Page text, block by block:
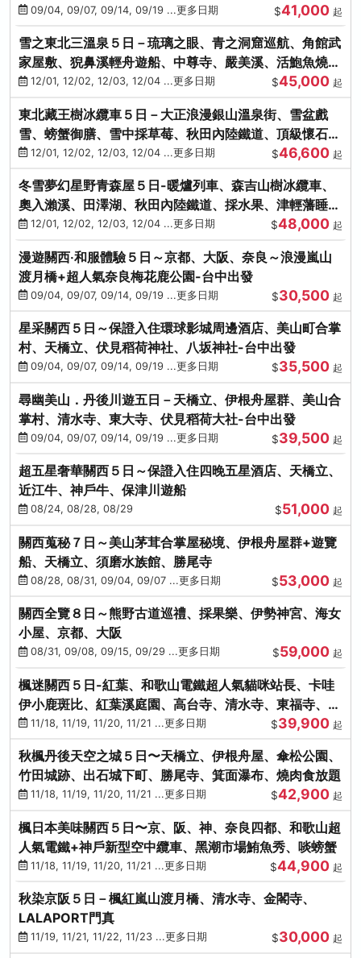
龍蝦-台中出發
09/04, 09/07, 09/14, 09/19 ...更多日期 $41,000 起
雪之東北三溫泉５日－琉璃之眼、青之洞窟巡航、角館武
家屋敷、猊鼻溪輕舟遊船、中尊寺、嚴美溪、活鮑魚燒、
烤牡蠣、握壽司體驗
12/01, 12/02, 12/03, 12/04 ...更多日期 $45,000 起
東北藏王樹冰纜車５日－大正浪漫銀山溫泉街、雪盆戲
雪、螃蟹御膳、雪中採草莓、秋田內陸鐵道、頂級懷石料
理、松島遊船
12/01, 12/02, 12/03, 12/04 ...更多日期 $46,600 起
冬雪夢幻星野青森屋５日-暖爐列車、森吉山樹冰纜車、
奧入瀨溪、田澤湖、秋田內陸鐵道、採水果、津輕藩睡魔
村(不進免稅店)
12/01, 12/02, 12/03, 12/04 ...更多日期 $48,000 起
漫遊關西‧和服體驗５日～京都、大阪、奈良～浪漫嵐山
渡月橋+超人氣奈良梅花鹿公園-台中出發
09/04, 09/07, 09/14, 09/19 ...更多日期 $30,500 起
星采關西５日～保證入住環球影城周邊酒店、美山町合掌
村、天橋立、伏見稻荷神社、八坂神社-台中出發
09/04, 09/07, 09/14, 09/19 ...更多日期 $35,500 起
尋幽美山．丹後川遊五日－天橋立、伊根舟屋群、美山合
掌村、清水寺、東大寺、伏見稻荷大社-台中出發
09/04, 09/07, 09/14, 09/19 ...更多日期 $39,500 起
超五星奢華關西５日～保證入住四晚五星酒店、天橋立、
近江牛、神戶牛、保津川遊船
08/24, 08/28, 08/29 $51,000 起
關西蒐秘７日～美山茅茸合掌屋秘境、伊根舟屋群+遊覽
船、天橋立、須磨水族館、勝尾寺
08/28, 08/31, 09/04, 09/07 ...更多日期 $53,000 起
關西全覽８日～熊野古道巡禮、採果樂、伊勢神宮、海女
小屋、京都、大阪
08/31, 09/08, 09/15, 09/29 ...更多日期 $59,000 起
楓迷關西５日-紅葉、和歌山電鐵超人氣貓咪站長、卡哇
伊小鹿斑比、紅葉溪庭園、高台寺、清水寺、東福寺、伊
勢龍蝦+和牛
11/18, 11/19, 11/20, 11/21 ...更多日期 $39,900 起
秋楓丹後天空之城５日〜天橋立、伊根舟屋、傘松公園、
竹田城跡、出石城下町、勝尾寺、箕面瀑布、燒肉食放題
11/18, 11/19, 11/20, 11/21 ...更多日期 $42,900 起
楓日本美味關西５日〜京、阪、神、奈良四都、和歌山超
人氣電鐵+神戶新型空中纜車、黑潮市場鮪魚秀、啖螃蟹
11/18, 11/19, 11/20, 11/21 ...更多日期 $44,900 起
秋染京阪５日－楓紅嵐山渡月橋、清水寺、金閣寺、
LALAPORT門真
11/19, 11/21, 11/22, 11/23 ...更多日期 $30,000 起